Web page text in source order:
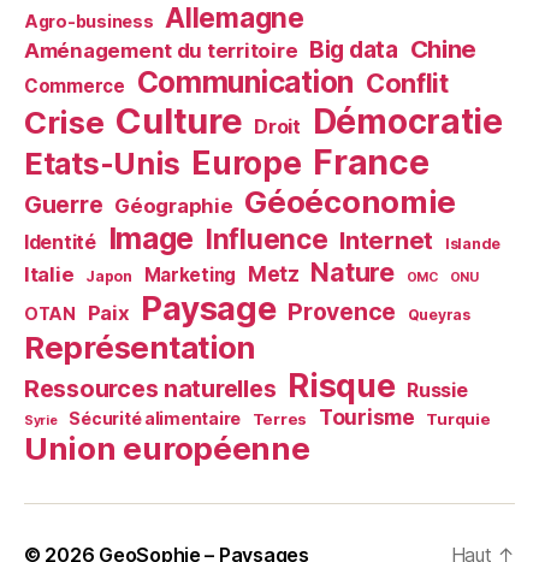
Agro-business Allemagne
Aménagement du territoire Big data Chine
Commerce Communication Conflit
Crise Culture Droit Démocratie
Etats-Unis Europe France
Guerre Géographie Géoéconomie
Identité Image Influence Internet Islande
Italie Japon Marketing Metz Nature OMC ONU
OTAN Paix Paysage Provence Queyras
Représentation
Ressources naturelles Risque Russie
Syrie Sécurité alimentaire Terres Tourisme Turquie
Union européenne
© 2026 GeoSophie – Paysages Haut ↑